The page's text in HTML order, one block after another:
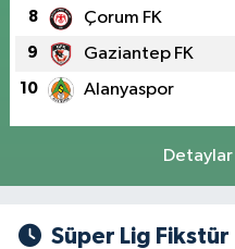
8 Çorum FK
9 Gaziantep FK
10 Alanyaspor
Detaylar
Süper Lig Fikstür